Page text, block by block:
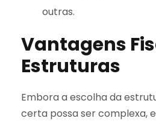
outras.
Vantagens
Estruturas
Embora a escolha da
certa possa ser complexa,